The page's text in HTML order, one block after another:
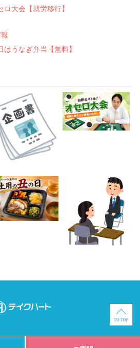
ロ大会【就労移行】
はうなぎ弁当【無料】